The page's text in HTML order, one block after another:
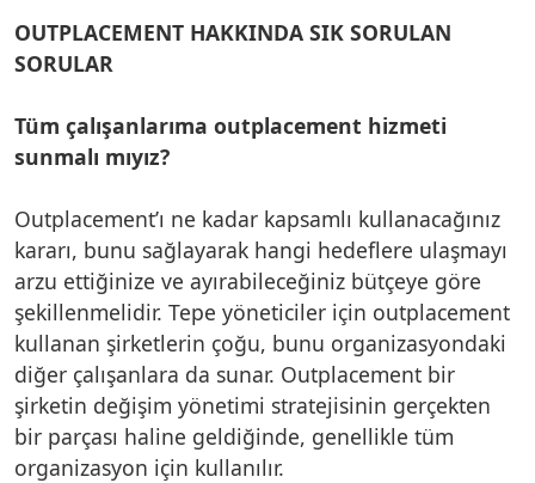
OUTPLACEMENT HAKKINDA SIK SORULAN
SORULAR
Tüm çalışanlarıma outplacement hizmeti
sunmalı mıyız?
Outplacement’ı ne kadar kapsamlı kullanacağınız
kararı, bunu sağlayarak hangi hedeflere ulaşmayı
arzu ettiğinize ve ayırabileceğiniz bütçeye göre
şekillenmelidir. Tepe yöneticiler için outplacement
kullanan şirketlerin çoğu, bunu organizasyondaki
diğer çalışanlara da sunar. Outplacement bir
şirketin değişim yönetimi stratejisinin gerçekten
bir parçası haline geldiğinde, genellikle tüm
organizasyon için kullanılır.